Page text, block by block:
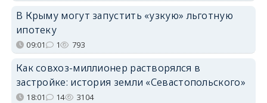
В Крыму могут запустить «узкую» льготную
ипотеку
09:01 1 793
Как совхоз-миллионер растворялся в
застройке: история земли «Севастопольского»
18:01 14 3104